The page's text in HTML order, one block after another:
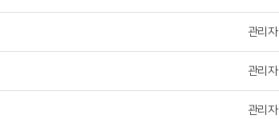
관리자
관리자
관리자